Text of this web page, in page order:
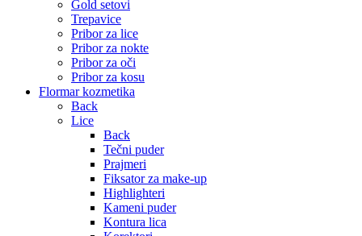
Gold setovi
Trepavice
Pribor za lice
Pribor za nokte
Pribor za oči
Pribor za kosu
Flormar kozmetika
Back
Lice
Back
Tečni puder
Prajmeri
Fiksator za make-up
Highlighteri
Kameni puder
Kontura lica